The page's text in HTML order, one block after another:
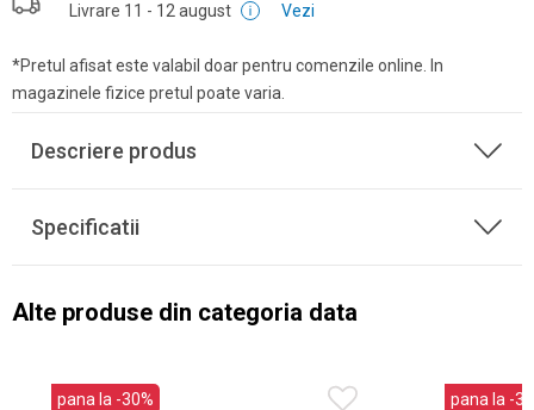
Livrare 11 - 12 august Vezi
*Pretul afisat este valabil doar pentru comenzile online. In
magazinele fizice pretul poate varia.
Descriere produs
Specificatii
Alte produse din categoria data
pana la -30% pana la -